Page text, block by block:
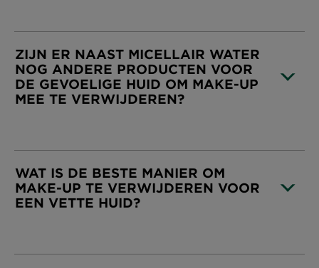
ZIJN ER NAAST MICELLAIR WATER
NOG ANDERE PRODUCTEN VOOR
DE GEVOELIGE HUID OM MAKE-UP
MEE TE VERWIJDEREN?
WAT IS DE BESTE MANIER OM
MAKE-UP TE VERWIJDEREN VOOR
EEN VETTE HUID?